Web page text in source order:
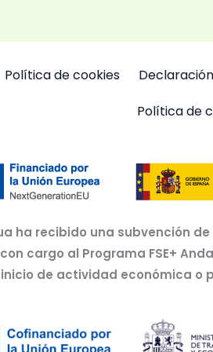
Política de cookies
Política de
ha recibido una subvención
cargo al Programa FSE+
de actividad económica o